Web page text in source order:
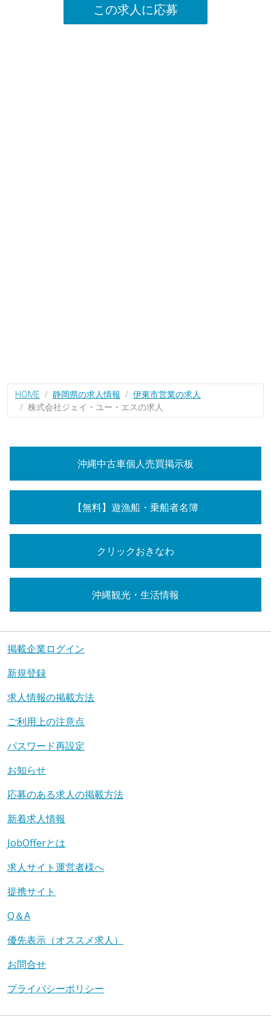
この求人に応募
HOME 静岡県の求人情報
伊東市営業の求人
株式会社ジェイ・ユー・エスの求人
沖縄中古車個人売買掲示板
【無料】遊漁船・乗船者名簿
クリックおきなわ
沖縄観光・生活情報
掲載企業ログイン
新規登録
求人情報の掲載方法
ご利用上の注意点
パスワード再設定
お知らせ
応募のある求人の掲載方法
新着求人情報
JobOfferとは
求人サイト運営者様へ
提携サイト
Q＆A
優先表示（オススメ求人）
お問合せ
プライバシーポリシー